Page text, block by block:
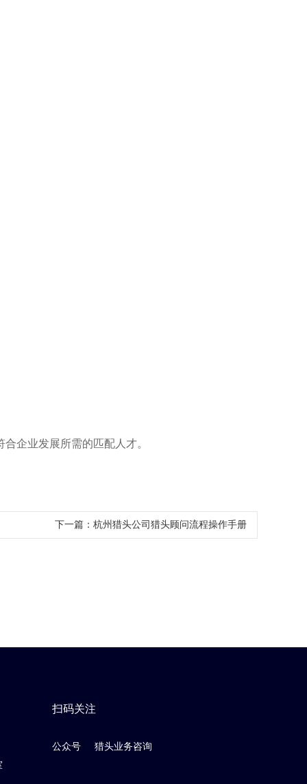
企业发展所需的匹配人才。
下一篇： ​杭州猎头公司猎头顾问流程操作手册
扫码关注
公众号 猎头业务咨询